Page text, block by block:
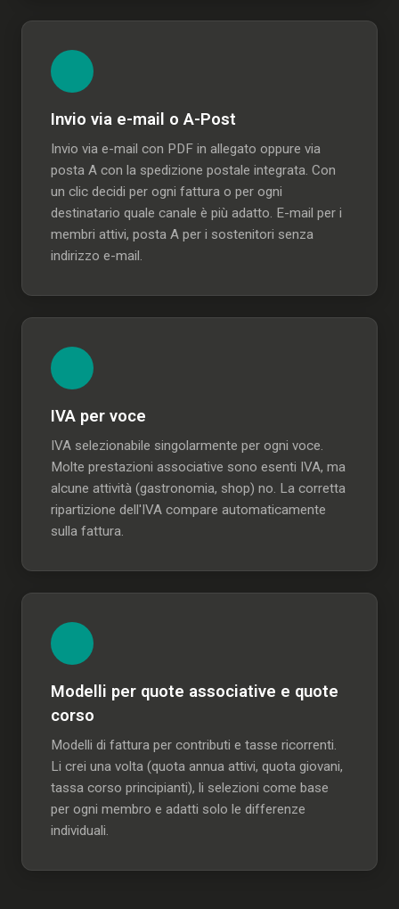
Invio via e-mail o A-Post
Invio via e-mail con PDF in allegato oppure via
posta A con la spedizione postale integrata. Con
un clic decidi per ogni fattura o per ogni
destinatario quale canale è più adatto. E-mail per i
membri attivi, posta A per i sostenitori senza
indirizzo e-mail.
IVA per voce
IVA selezionabile singolarmente per ogni voce.
Molte prestazioni associative sono esenti IVA, ma
alcune attività (gastronomia, shop) no. La corretta
ripartizione dell'IVA compare automaticamente
sulla fattura.
Modelli per quote associative e quote
corso
Modelli di fattura per contributi e tasse ricorrenti.
Li crei una volta (quota annua attivi, quota giovani,
tassa corso principianti), li selezioni come base
per ogni membro e adatti solo le differenze
individuali.